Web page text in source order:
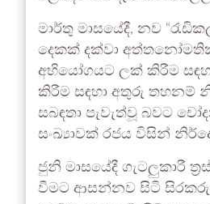
මාර්තු මාසයේදී, නව
දෙකක් දක්වා
අභියෝගයට ලක් කිරීම
කිරීම සඳහා අතුරු තහනම්
සබඳතා පැවැත්වූ බවට
සංඛ්‍යාවක් රජය විසින්
ජුනි මාසයේදී ගැටලුකාරී
වීමට ආසන්නව සිටි